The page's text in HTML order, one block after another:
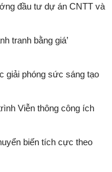
đầu tư dự án CNTT và
tranh bằng giá’
giải phóng sức sáng tạo
Viễn thông công ích
biến tích cực theo